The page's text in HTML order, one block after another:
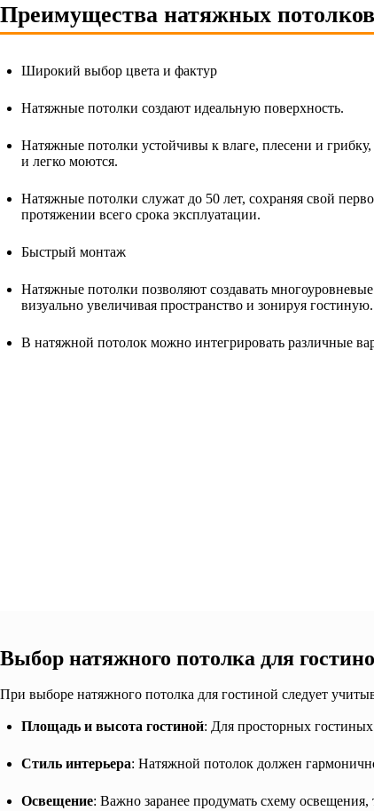
Преимущества натяжных
Широкий выбор цвета и фактур
Натяжные потолки создают идеальную поверхность.
Натяжные потолки устойчивы к влаге, плесени и
и легко моются.
Натяжные потолки служат до 50 лет, сохраняя свой
протяжении всего срока эксплуатации.
Быстрый монтаж
Натяжные потолки позволяют создавать
визуально увеличивая пространство и зонируя гостиную.
В натяжной потолок можно интегрировать различные
Выбор натяжного потолка для
При выборе натяжного потолка для гостиной следует
Площадь и высота гостиной: Для просторных
Стиль интерьера: Натяжной потолок должен
Освещение: Важно заранее продумать схему освещения,